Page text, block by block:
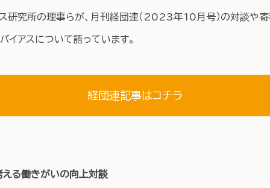
ス研究所の理事らが、月刊経団連（2023年10月号）の対談や
イアスについて語っています。
経団連記事はコチラ
える働きがいの向上対談